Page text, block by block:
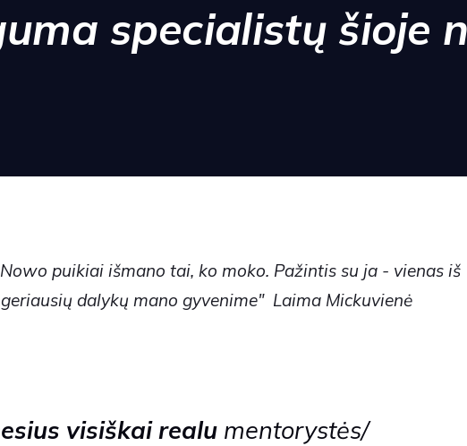
specialistų šioje
puikiai išmano tai, ko moko. Pažintis su ja - vienas iš
geriausių dalykų mano gyvenime" Laima Mickuvienė
visiškai realumentorystės/